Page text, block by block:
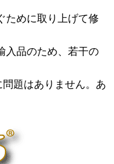
ために取り上げて修
入品のため、若干の
題はありません。あ